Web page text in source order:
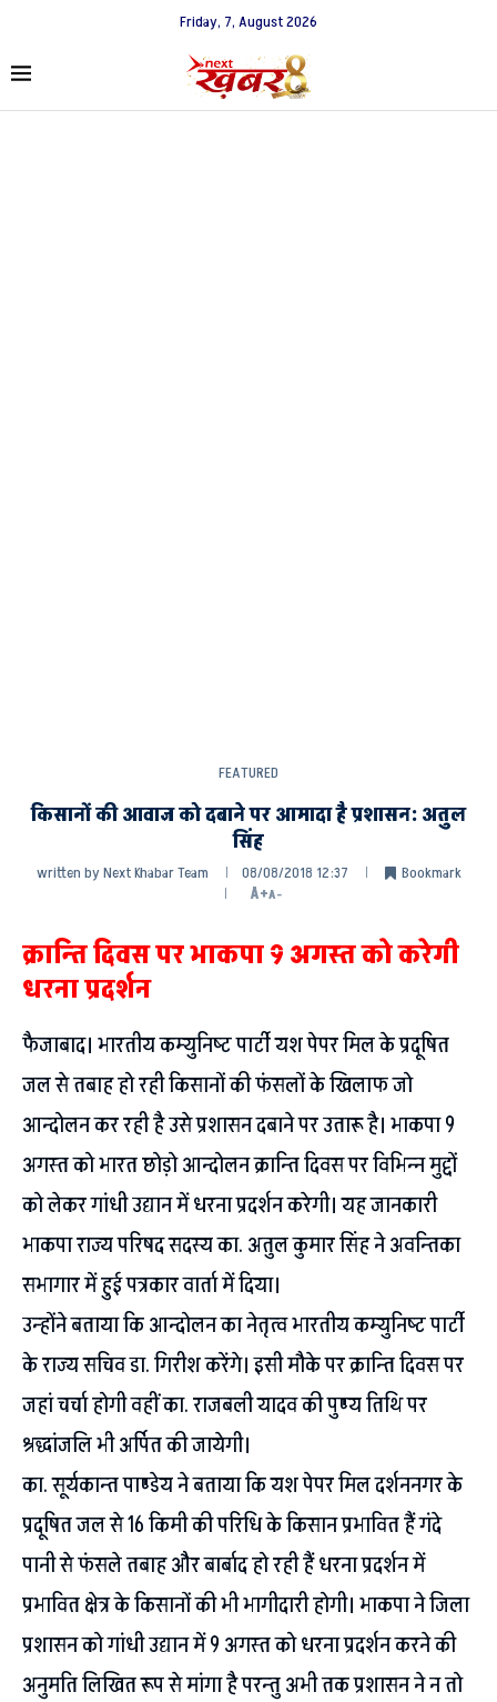
Friday, 7, August 2026
FEATURED
किसानों की आवाज को दबाने पर आमादा है प्रशासन: अतुल
सिंह
written byNext Khabar Team 08/08/2018 12:37
Bookmark
A+A-
क्रान्ति दिवस पर भाकपा 9 अगस्त को करेगी
धरना प्रदर्शन
फैजाबाद। भारतीय कम्युनिष्ट पार्टी यश पेपर मिल के प्रदूषित
जल से तबाह हो रही किसानों की फंसलों के खिलाफ जो
आन्दोलन कर रही है उसे प्रशासन दबाने पर उतारू है। भाकपा 9
अगस्त को भारत छोड़ो आन्दोलन क्रान्ति दिवस पर विभिन्न मुद्दों
को लेकर गांधी उद्यान में धरना प्रदर्शन करेगी। यह जानकारी
भाकपा राज्य परिषद सदस्य का. अतुल कुमार सिंह ने अवन्तिका
सभागार में हुई पत्रकार वार्ता में दिया।
उन्होंने बताया कि आन्दोलन का नेतृत्व भारतीय कम्युनिष्ट पार्टी
के राज्य सचिव डा. गिरीश करेंगे। इसी मौके पर क्रान्ति दिवस पर
जहां चर्चा होगी वहीं का. राजबली यादव की पुण्य तिथि पर
श्रद्धांजलि भी अर्पित की जायेगी।
का. सूर्यकान्त पाण्डेय ने बताया कि यश पेपर मिल दर्शननगर के
प्रदूषित जल से 16 किमी की परिधि के किसान प्रभावित हैं गंदे
पानी से फंसले तबाह और बार्बाद हो रही हैं धरना प्रदर्शन में
प्रभावित क्षेत्र के किसानों की भी भागीदारी होगी। भाकपा ने जिला
प्रशासन को गांधी उद्यान में 9 अगस्त को धरना प्रदर्शन करने की
अनुमति लिखित रूप से मांगा है परन्तु अभी तक प्रशासन ने न तो